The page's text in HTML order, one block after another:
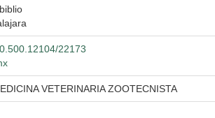
22173
VETERINARIA ZOOTECNISTA